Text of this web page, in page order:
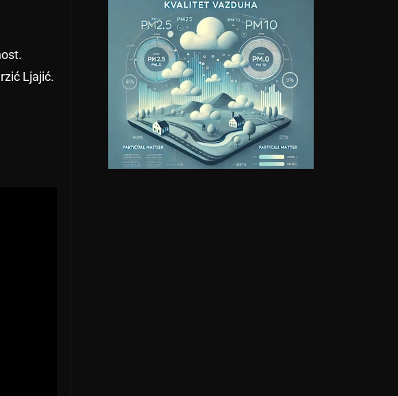
Ljajić.